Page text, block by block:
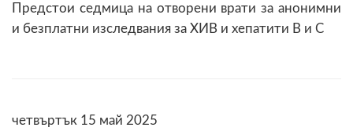
Предстои седмица на отворени врати за анонимни
и безплатни изследвания за ХИВ и хепатити B и C
четвъртък 15 май 2025